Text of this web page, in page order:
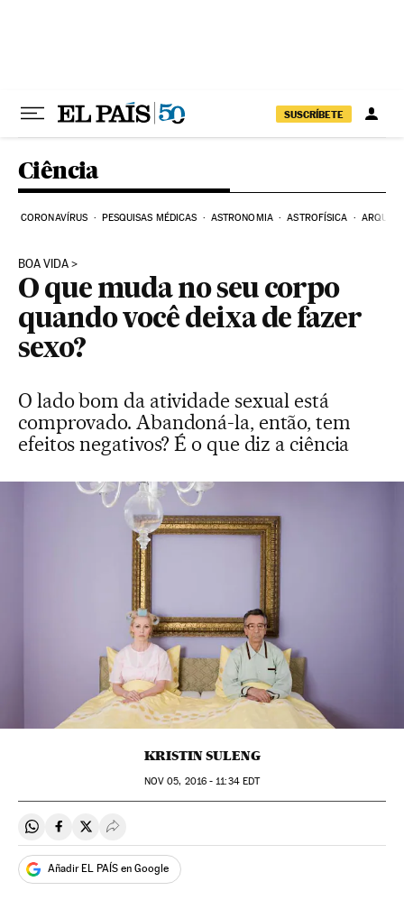
SUSCRÍBETE
Ciência
CORONAVÍRUS PESQUISAS MÉDICAS ASTRONOMIA ASTROFÍSICA
BOA VIDA
O que muda no seu corpo
quando você deixa de fazer
sexo?
O lado bom da atividade sexual está
comprovado. Abandoná-la, então, tem
efeitos negativos? É o que diz a ciência
KRISTIN SULENG
NOV 05, 2016 - 11:34EDT
Compartir en Whatsapp
Compartir en Facebook
Compartir en Twitter
Desplegar Redes Sociales
Añadir EL PAÍS en Google